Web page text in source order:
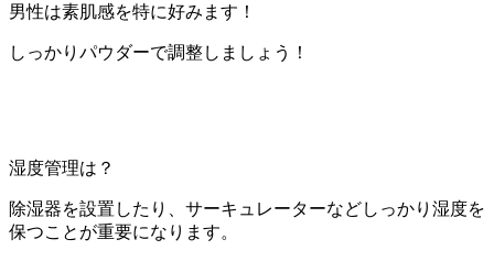
男性は素肌感を特に好みます！
しっかりパウダーで調整しましょう！
湿度管理は？
除湿器を設置したり、サーキュレーターなどしっかり湿度を
保つことが重要になります。